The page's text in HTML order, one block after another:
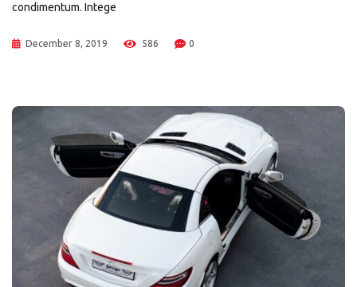
condimentum. Intege
December 8, 2019 586 0